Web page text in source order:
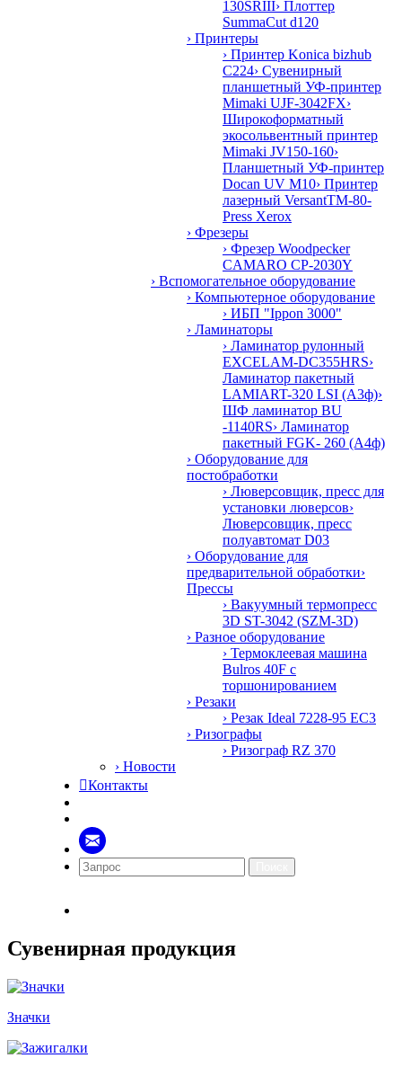
130SRIII› Плоттер
SummaCut d120
› Принтеры
› Принтер Konica bizhub
C224› Сувенирный
планшетный УФ-принтер
Mimaki UJF-3042FX›
Широкоформатный
экосольвентный принтер
Mimaki JV150-160›
Планшетный УФ-принтер
Docan UV M10› Принтер
лазерный VersantTM-80-
Press Xerox
› Фрезеры
› Фрезер Woodpecker
CAMARO CP-2030Y
› Вспомогательное оборудование
› Компьютерное оборудование
› ИБП "Ippon 3000"
› Ламинаторы
› Ламинатор рулонный
EXCELAM-DC355HRS›
Ламинатор пакетный
LAMIART-320 LSI (А3ф)›
ШФ ламинатор BU
-1140RS› Ламинатор
пакетный FGK- 260 (А4ф)
› Оборудование для
постобработки
› Люверсовщик, пресс для
установки люверсов›
Люверсовщик, пресс
полуавтомат D03
› Оборудование для
предварительной обработки›
Прессы
› Вакуумный термопресс
3D ST-3042 (SZM-3D)
› Разное оборудование
› Термоклеевая машина
Bulros 40F с
торшонированием
› Резаки
› Резак Ideal 7228-95 EC3
› Ризографы
› Ризограф RZ 370
› Новости
Контакты
Сувенирная продукция
Значки